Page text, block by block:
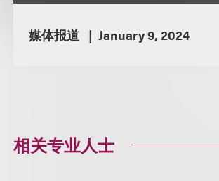
媒体报道 January 9, 2024
相关专业人士